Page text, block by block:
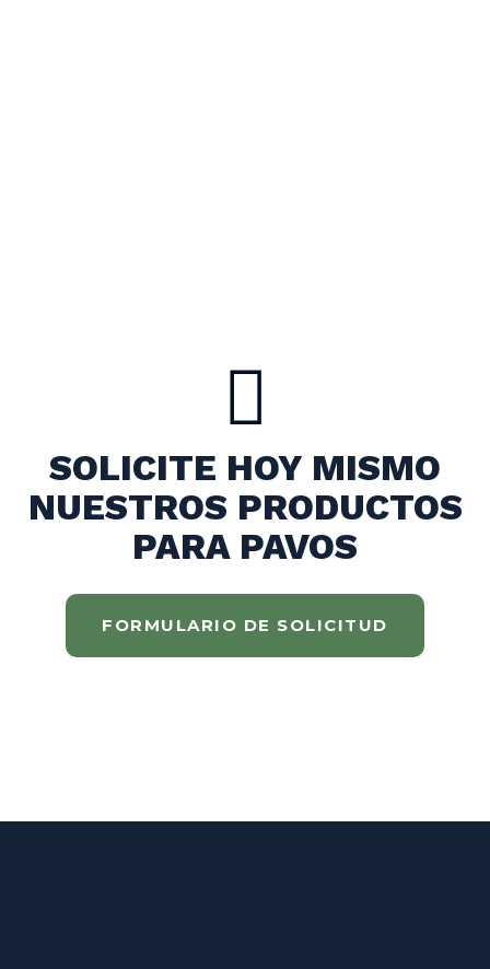
SOLICITE HOY MISMO
NUESTROS PRODUCTOS
PARA PAVOS
FORMULARIO DE SOLICITUD